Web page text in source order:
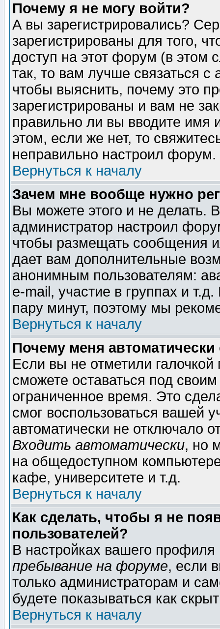
Почему я не могу войти?
А вы зарегистрировались?
зарегистрированы для того,
доступ на этот форум (в этом
так, то вам лучше связаться
чтобы выяснить, почему это
зарегистрированы и вам не
правильно ли вы вводите
этом, если же нет, то
неправильно настроил форум.
Вернуться к началу
Зачем мне вообще нужно
Вы можете этого и не делать.
администратор настроил
чтобы размещать сообщения
дает вам дополнительные
анонимным пользователям:
e-mail, участие в группах и
пару минут, поэтому мы
Вернуться к началу
Почему меня автоматически
Если вы не отметили галочкой
сможете оставаться под
ограниченное время. Это
смог воспользоваться вашей
автоматически не отключало
Входить автоматически, но
на общедоступном
кафе, университете и т.д.
Вернуться к началу
Как сделать, чтобы я не
пользователей?
В настройках вашего
пребывание на форуме, если
только администраторам и
будете показываться как
Вернуться к началу